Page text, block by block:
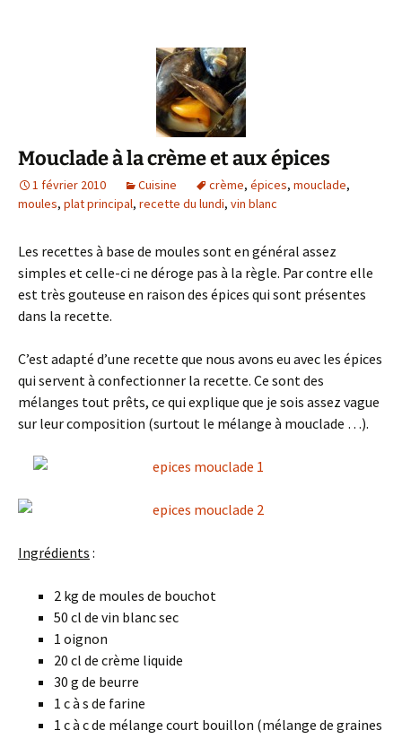
Mouclade à la crème et aux épices
1 février 2010 Cuisine crème, épices, mouclade,
moules, plat principal, recette du lundi, vin blanc
Les recettes à base de moules sont en général assez
simples et celle-ci ne déroge pas à la règle. Par contre elle
est très gouteuse en raison des épices qui sont présentes
dans la recette.
C’est adapté d’une recette que nous avons eu avec les épices
qui servent à confectionner la recette. Ce sont des
mélanges tout prêts, ce qui explique que je sois assez vague
sur leur composition (surtout le mélange à mouclade …).
Ingrédients :
2 kg de moules de bouchot
50 cl de vin blanc sec
1 oignon
20 cl de crème liquide
30 g de beurre
1 c à s de farine
1 c à c de mélange court bouillon (mélange de graines